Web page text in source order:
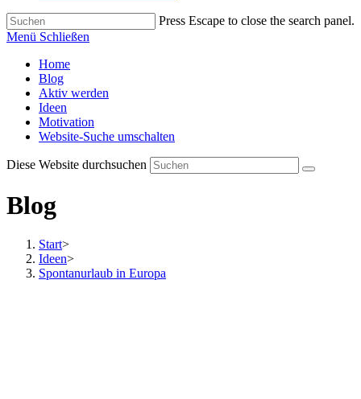
Press Escape to close the search panel.
Menü Schließen
Home
Blog
Aktiv werden
Ideen
Motivation
Website-Suche umschalten
Diese Website durchsuchen
Blog
Start>
Ideen>
Spontanurlaub in Europa